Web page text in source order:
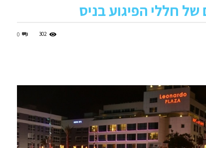
חללי הפיגוע בניס
0 302